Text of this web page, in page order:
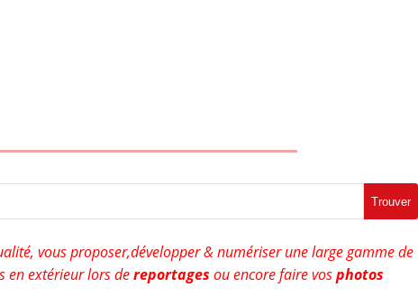
Trouver
vous proposer,développer & numériser une large gamme de
en extérieur lors dereportages ou encore faire vosphotos